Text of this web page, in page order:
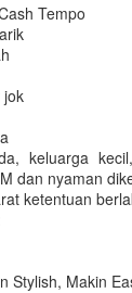
Tempo
jok
keluarga
dan nyaman
ketentuan
Stylish, Makin